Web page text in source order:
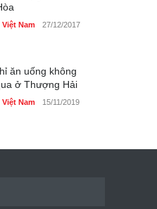
Nam 27/12/2017
ăn uống không
ở Thượng Hải
Nam 15/11/2019